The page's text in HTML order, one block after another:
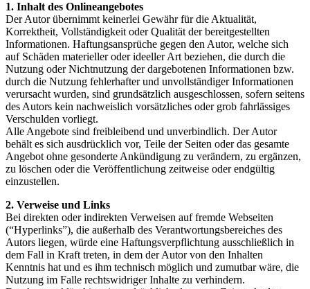
1. Inhalt des Onlineangebotes
Der Autor übernimmt keinerlei Gewähr für die Aktualität,
Korrektheit, Vollständigkeit oder Qualität der bereitgestellten
Informationen. Haftungsansprüche gegen den Autor, welche sich
auf Schäden materieller oder ideeller Art beziehen, die durch die
Nutzung oder Nichtnutzung der dargebotenen Informationen bzw.
durch die Nutzung fehlerhafter und unvollständiger Informationen
verursacht wurden, sind grundsätzlich ausgeschlossen, sofern seitens
des Autors kein nachweislich vorsätzliches oder grob fahrlässiges
Verschulden vorliegt.
Alle Angebote sind freibleibend und unverbindlich. Der Autor
behält es sich ausdrücklich vor, Teile der Seiten oder das gesamte
Angebot ohne gesonderte Ankündigung zu verändern, zu ergänzen,
zu löschen oder die Veröffentlichung zeitweise oder endgültig
einzustellen.
2. Verweise und Links
Bei direkten oder indirekten Verweisen auf fremde Webseiten
(“Hyperlinks”), die außerhalb des Verantwortungsbereiches des
Autors liegen, würde eine Haftungsverpflichtung ausschließlich in
dem Fall in Kraft treten, in dem der Autor von den Inhalten
Kenntnis hat und es ihm technisch möglich und zumutbar wäre, die
Nutzung im Falle rechtswidriger Inhalte zu verhindern.